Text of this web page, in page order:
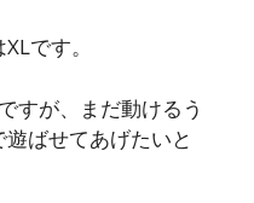
です。
すが、まだ動けるう
ばせてあげたいと